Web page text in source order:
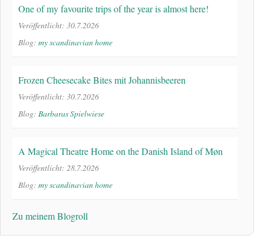
One of my favourite trips of the year is almost here!
Veröffentlicht: 30.7.2026
Blog: my scandinavian home
Frozen Cheesecake Bites mit Johannisbeeren
Veröffentlicht: 30.7.2026
Blog: Barbaras Spielwiese
A Magical Theatre Home on the Danish Island of Møn
Veröffentlicht: 28.7.2026
Blog: my scandinavian home
Zu meinem Blogroll